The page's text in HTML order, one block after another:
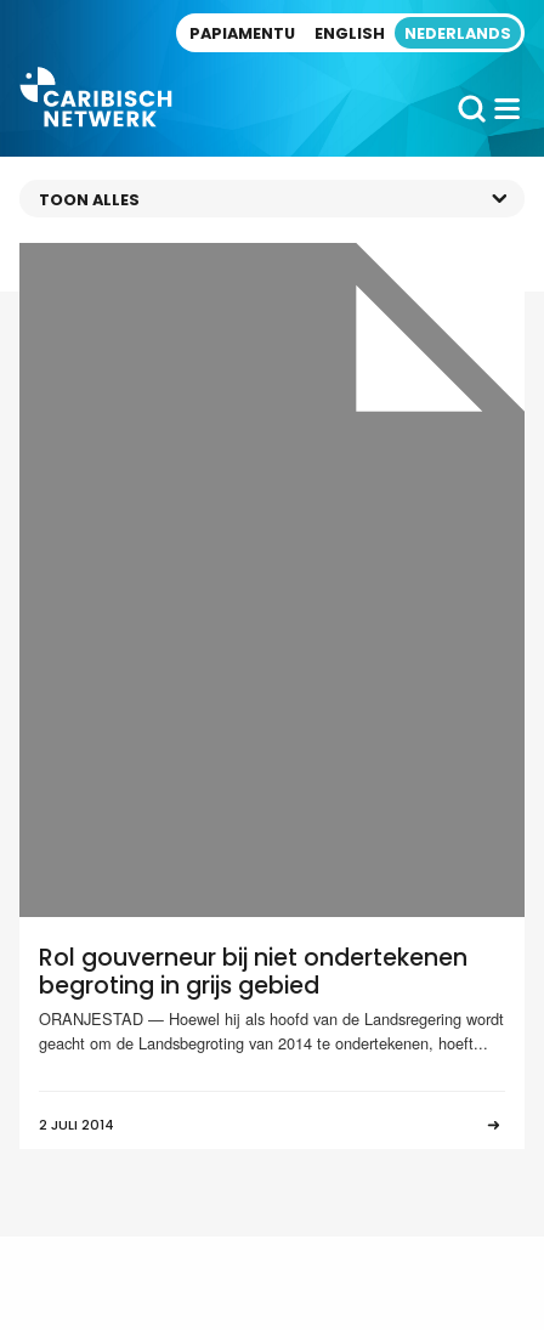
PAPIAMENTU ENGLISH NEDERLANDS
Rol gouverneur bij niet ondertekenen
begroting in grijs gebied
ORANJESTAD — Hoewel hij als hoofd van de Landsregering wordt
geacht om de Landsbegroting van 2014 te ondertekenen, hoeft...
2 JULI 2014